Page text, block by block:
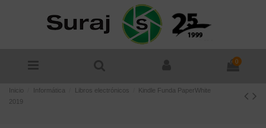
0
Inicio Informática Libros electrónicos
Kindle Funda PaperWhite
2019